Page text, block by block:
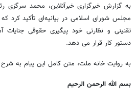
به گزارش خبرگزاری خبرآنلاین، محمد
مجلس شورای اسلامی در بیانیه‌ای تأکید کرد
تقنینی و نظارتی خود پیگیری حقوقی جنایات
دستور کار قرار می دهد.
به روایت خانه ملت، متن کامل این پیام به
بسم الله الرحمن الرحیم